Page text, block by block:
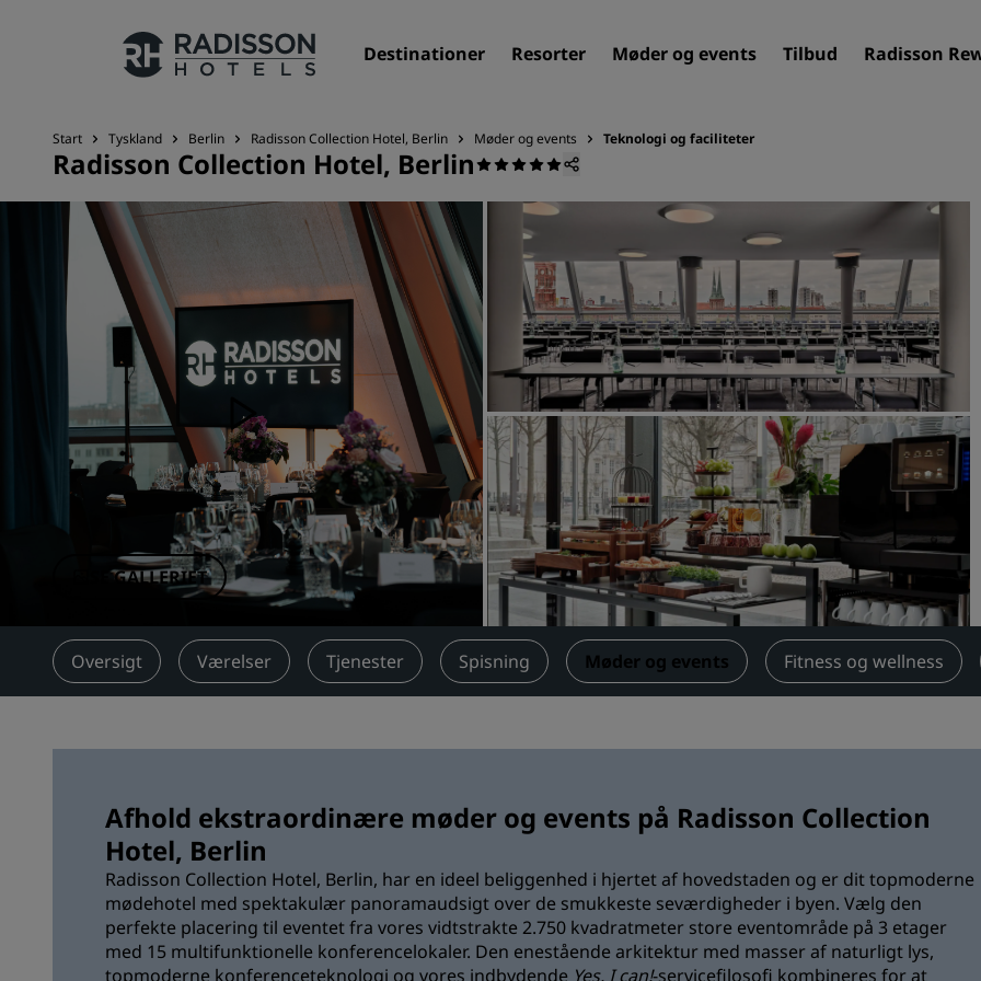
Destinationer Resorter Møder og events Tilbud Radisson
Vores brands
Radisson Hotels-brands
Tilknyttede brands i Kina
Resorter
Servicerede lejligheder
Lufthavnshoteller
Nye og kommende hoteller
Møder og arrangementer
Opdag Radisson Meetings
Book et mødelokale
Anmod om et tilbud
Destinationer til events
Brancheløsninger
Søg flyafgange
Søg flyafgange
Spisning
Radisson Hotels-app
Start Tyskland Berlin Radisson Collection Hotel, Berlin Møder og events Teknologi og faciliteter
Radisson Collection Hotel, Berlin
SE GALLERIET
Oversigt Værelser Tjenester Spisning Møder og events Fitness og wellness
Afhold ekstraordinære møder og events på Radisson Collection
Hotel, Berlin
Radisson Collection Hotel, Berlin, har en ideel beliggenhed i hjertet af hovedstaden og er dit topmoderne
mødehotel med spektakulær panoramaudsigt over de smukkeste seværdigheder i byen. Vælg den
perfekte placering til eventet fra vores vidtstrakte 2.750 kvadratmeter store eventområde på 3 etager
med 15 multifunktionelle konferencelokaler. Den enestående arkitektur med masser af naturligt lys,
topmoderne konferenceteknologi og vores indbydende Yes, I can!-servicefilosofi kombineres for at